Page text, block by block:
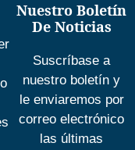
Nuestro Boletín
De Noticias
Suscríbase a
nuestro boletín y
le enviaremos por
correo electrónico
las últimas